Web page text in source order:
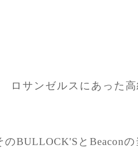
ロサンゼルスにあった
のBULLOCK'SとBeacon